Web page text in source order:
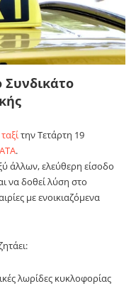
Συνδικάτο
ταξίτην Τετάρτη 19
.
άλλων, ελεύθερη είσοδο
να δοθεί λύση στο
με ενοικιαζόμενα
λωρίδες κυκλοφορίας